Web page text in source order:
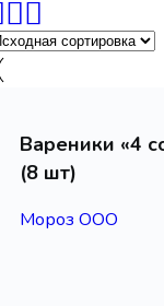
Вареники «4
(8 шт)
Мороз ООО